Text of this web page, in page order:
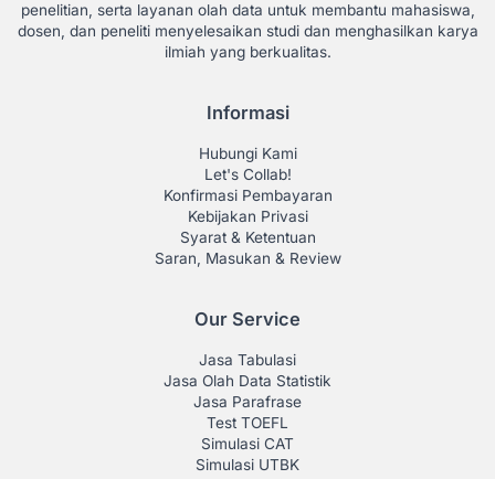
penelitian, serta layanan olah data untuk membantu mahasiswa,
dosen, dan peneliti menyelesaikan studi dan menghasilkan karya
ilmiah yang berkualitas.
Informasi
Hubungi Kami
Let's Collab!
Konfirmasi Pembayaran
Kebijakan Privasi
Syarat & Ketentuan
Saran, Masukan & Review
Our Service
Jasa Tabulasi
Jasa Olah Data Statistik
Jasa Parafrase
Test TOEFL
Simulasi CAT
Simulasi UTBK